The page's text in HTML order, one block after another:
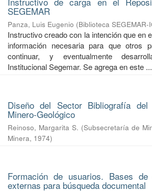
SEGEMAR
Panza, Luis Eugenio (Biblioteca SEGEMAR-
Instructivo creado con la intención que en
información necesaria para que otros
continuar, y eventualmente
Institucional Segemar. Se agrega en este ...
Diseño del Sector Bibliografía
Minero-Geológico
Reinoso, Margarita S. (Subsecretaría de
Minera, 1974)
Formación de usuarios. Bases
externas para búsqueda documental